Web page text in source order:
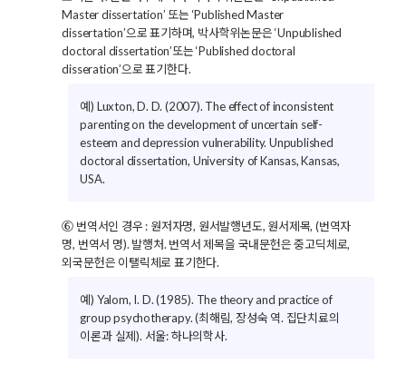
Master dissertation’ 또는 ‘Published Master
dissertation’으로 표기하며, 박사학위논문은 ‘Unpublished
doctoral dissertation’또는 ‘Published doctoral
disseration’으로 표기한다.
예) Luxton, D. D. (2007). The effect of inconsistent
parenting on the development of uncertain self-
esteem and depression vulnerability. Unpublished
doctoral dissertation, University of Kansas, Kansas,
USA.
⑥ 번역서인 경우 : 원저자명, 원서발행년도, 원서제목, (번역자
명, 번역서 명). 발행처. 번역서 제목을 국내문헌은 중고딕체로,
외국문헌은 이탤릭체로 표기한다.
예) Yalom, I. D. (1985). The theory and practice of
group psychotherapy. (최해림, 장성숙 역. 집단치료의
이론과 실제). 서울: 하나의학사.